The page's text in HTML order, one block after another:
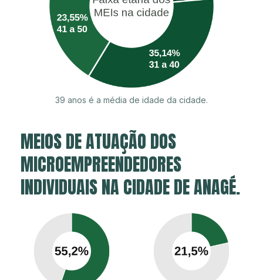
39 anos é a média de idade da cidade.
MEIOS DE ATUAÇÃO DOS
MICROEMPREENDEDORES
INDIVIDUAIS NA CIDADE DE ANAGÉ.